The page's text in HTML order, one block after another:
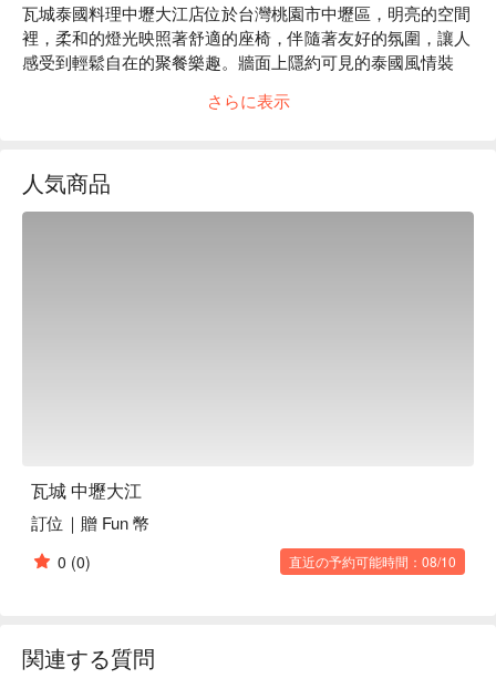
瓦城泰國料理中壢大江店位於台灣桃園市中壢區，明亮的空間
裡，柔和的燈光映照著舒適的座椅，伴隨著友好的氛圍，讓人
感受到輕鬆自在的聚餐樂趣。牆面上隱約可見的泰國風情裝
與愉悅。
【冬粉鮮蝦煲】湯頭濃郁，冬粉吸飽鮮味
【辣炒牛肉】牛肉香辣柔嫩，口感多汁
🍽️ 口碑必點
🥤 特色飲品
【冰鎮檸檬香綠茶】清香檸檬，涼爽解暑
さらに表示
人気商品
瓦城 中壢大江
訂位｜贈 Fun 幣
0 (0) 直近の予約可能時間：08/10
関連する質問